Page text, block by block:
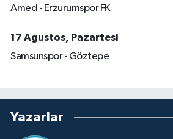
Amed - Erzurumspor FK
17 Ağustos, Pazartesi
Samsunspor - Göztepe
Yazarlar